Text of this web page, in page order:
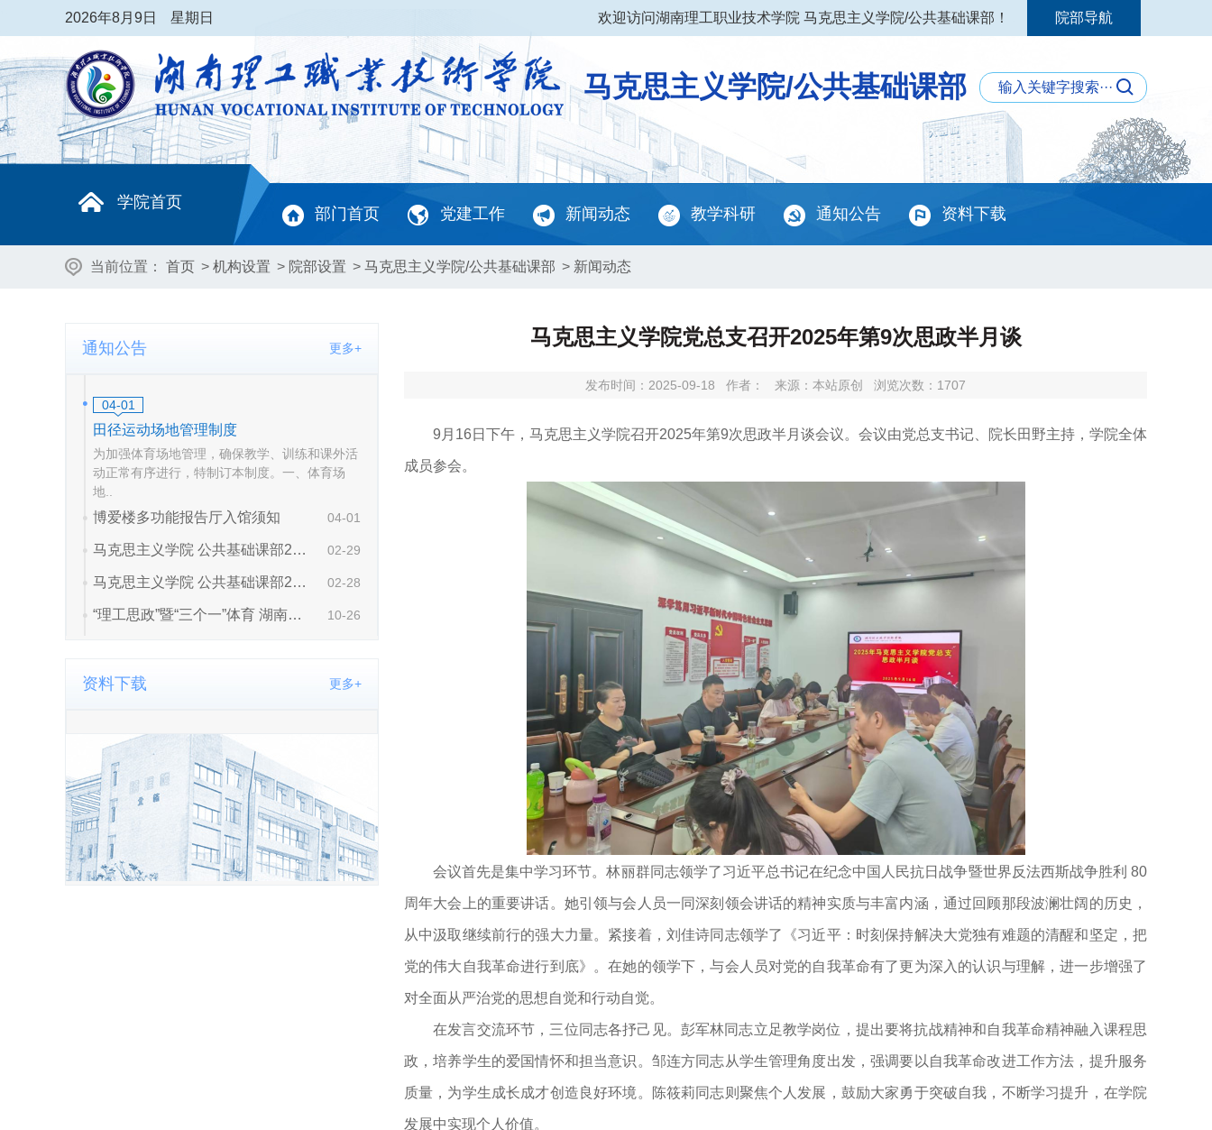
2026年8月9日 星期日 欢迎访问湖南理工职业技术学院 马克思主义学院/公共基础课部！ 院部导航
马克思主义学院/公共基础课部
学院首页
部门首页 党建工作 新闻动态 教学科研 通知公告 资料下载
当前位置： 首页 > 机构设置 > 院部设置 > 马克思主义学院/公共基础课部 > 新闻动态
通知公告 更多+
资料下载 更多+
马克思主义学院党总支召开2025年第9次思政半月谈
发布时间：2025-09-18 作者： 来源：本站原创 浏览次数： 1707
9月16日下午，马克思主义学院召开2025年第9次思政半月谈会议。会议由党总支书记、院长田野主持，学院全体
成员参会。
会议首先是集中学习环节。林丽群同志领学了习近平总书记在纪念中国人民抗日战争暨世界反法西斯战争胜利 80
周年大会上的重要讲话。她引领与会人员一同深刻领会讲话的精神实质与丰富内涵，通过回顾那段波澜壮阔的历史，
从中汲取继续前行的强大力量。紧接着，刘佳诗同志领学了《习近平：时刻保持解决大党独有难题的清醒和坚定，把
党的伟大自我革命进行到底》。在她的领学下，与会人员对党的自我革命有了更为深入的认识与理解，进一步增强了
对全面从严治党的思想自觉和行动自觉。
在发言交流环节，三位同志各抒己见。彭军林同志立足教学岗位，提出要将抗战精神和自我革命精神融入课程思
政，培养学生的爱国情怀和担当意识。邹连方同志从学生管理角度出发，强调要以自我革命改进工作方法，提升服务
质量，为学生成长成才创造良好环境。陈筱莉同志则聚焦个人发展，鼓励大家勇于突破自我，不断学习提升，在学院
发展中实现个人价值。